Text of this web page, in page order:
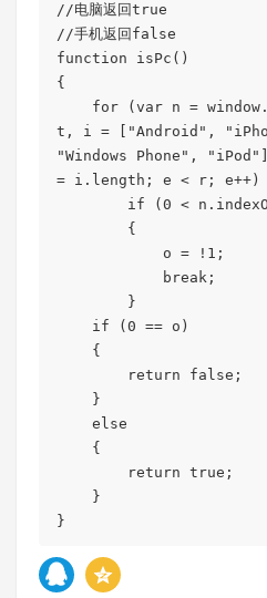
//电脑返回true
//手机返回false
function isPc()
{
t, i = ["Android",
"Windows Phone",
= i.length; e < r; e++)
}